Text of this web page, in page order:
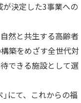
が決定した3事業への
然と共生する高齢者
築をめざす全世代対
できる施設として選
にて、これからの福